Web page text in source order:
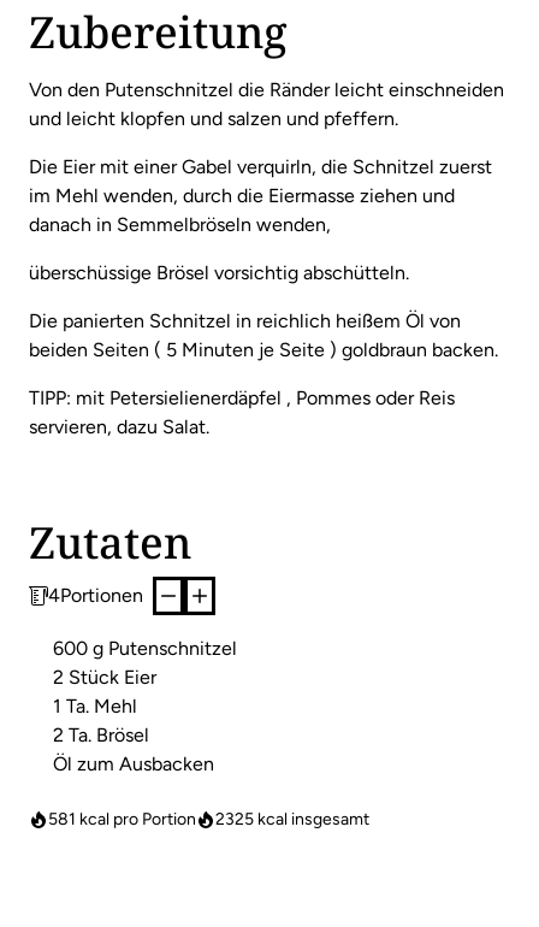
Zubereitung
Von den Putenschnitzel die Ränder leicht einschneiden
und leicht klopfen und salzen und pfeffern.
Die Eier mit einer Gabel verquirln, die Schnitzel zuerst
im Mehl wenden, durch die Eiermasse ziehen und
danach in Semmelbröseln wenden,
überschüssige Brösel vorsichtig abschütteln.
Die panierten Schnitzel in reichlich heißem Öl von
beiden Seiten ( 5 Minuten je Seite ) goldbraun backen.
TIPP: mit Petersielienerdäpfel , Pommes oder Reis
servieren, dazu Salat.
Zutaten
4Portionen
600 g Putenschnitzel
2 Stück Eier
1 Ta. Mehl
2 Ta. Brösel
Öl zum Ausbacken
581 kcal pro Portion 2325 kcal insgesamt